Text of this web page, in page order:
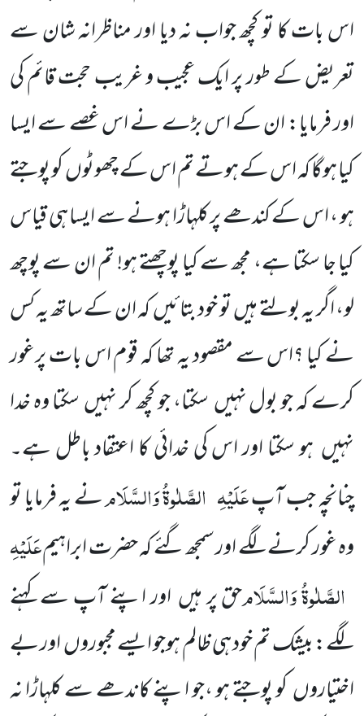
اس بات کا تو کچھ جواب نہ دیا اور مناظرانہ شان سے
تعریض کے طور پر ایک عجیب و غریب حجت قائم کی
اور فرمایا: ان کے اس بڑے نے اس غصے سے ایسا
کیا ہوگا کہ اس کے ہوتے تم اس کے چھوٹوں کو پوجتے
ہو ، اس کے کندھے پر کلہاڑا ہونے سے ایسا ہی قیاس
کیا جا سکتا ہے، مجھ سے کیا پوچھتے ہو! تم ان سے پوچھ
لو، اگر یہ بولتے ہیں تو خود بتائیں کہ ان کے ساتھ یہ کس
نے کیا ؟اس سے مقصود یہ تھا کہ قوم اس بات پرغور
کرے کہ جو بول نہیں سکتا، جو کچھ کر نہیں سکتا وہ خدا
نہیں ہو سکتا اور اس کی خدائی کا اعتقاد باطل ہے۔
چنانچہ جب آپعَلَیْہِ الصَّلٰوۃُ وَالسَّلَامنے یہ فرمایا تو
وہ غور کرنے لگے اور سمجھ گئے کہ حضرت ابراہیمعَلَیْہِ
الصَّلٰوۃُ وَالسَّلَامحق پر ہیں اور اپنے آپ سے کہنے
لگے: بیشک تم خود ہی ظالم ہوجو ایسے مجبوروں اور بے
اختیاروں کو پوجتے ہو ،جو اپنے کاندھے سے کلہاڑا نہ